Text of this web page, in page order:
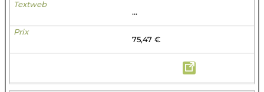
...
75,47 €